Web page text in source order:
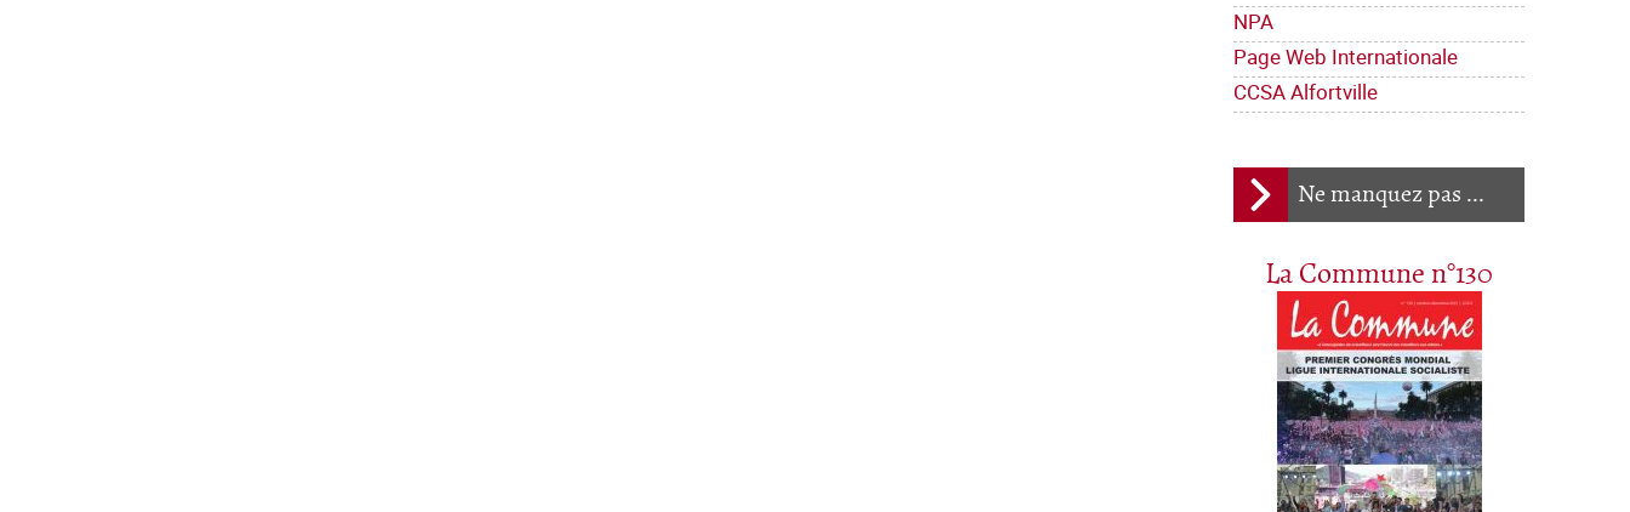
NPA
Page Web Internationale
CCSA Alfortville
Ne manquez pas ...
La Commune n°130